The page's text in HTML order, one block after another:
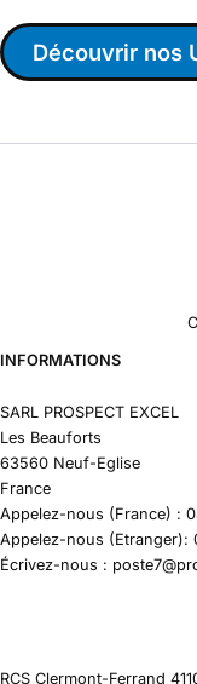
Découvrir nos
INFORMATIONS
SARL PROSPECT EXCEL
Les Beauforts
63560 Neuf-Eglise
France
Appelez-nous (France) :
Appelez-nous (Etranger):
Écrivez-nous :
RCS Clermont-Ferrand